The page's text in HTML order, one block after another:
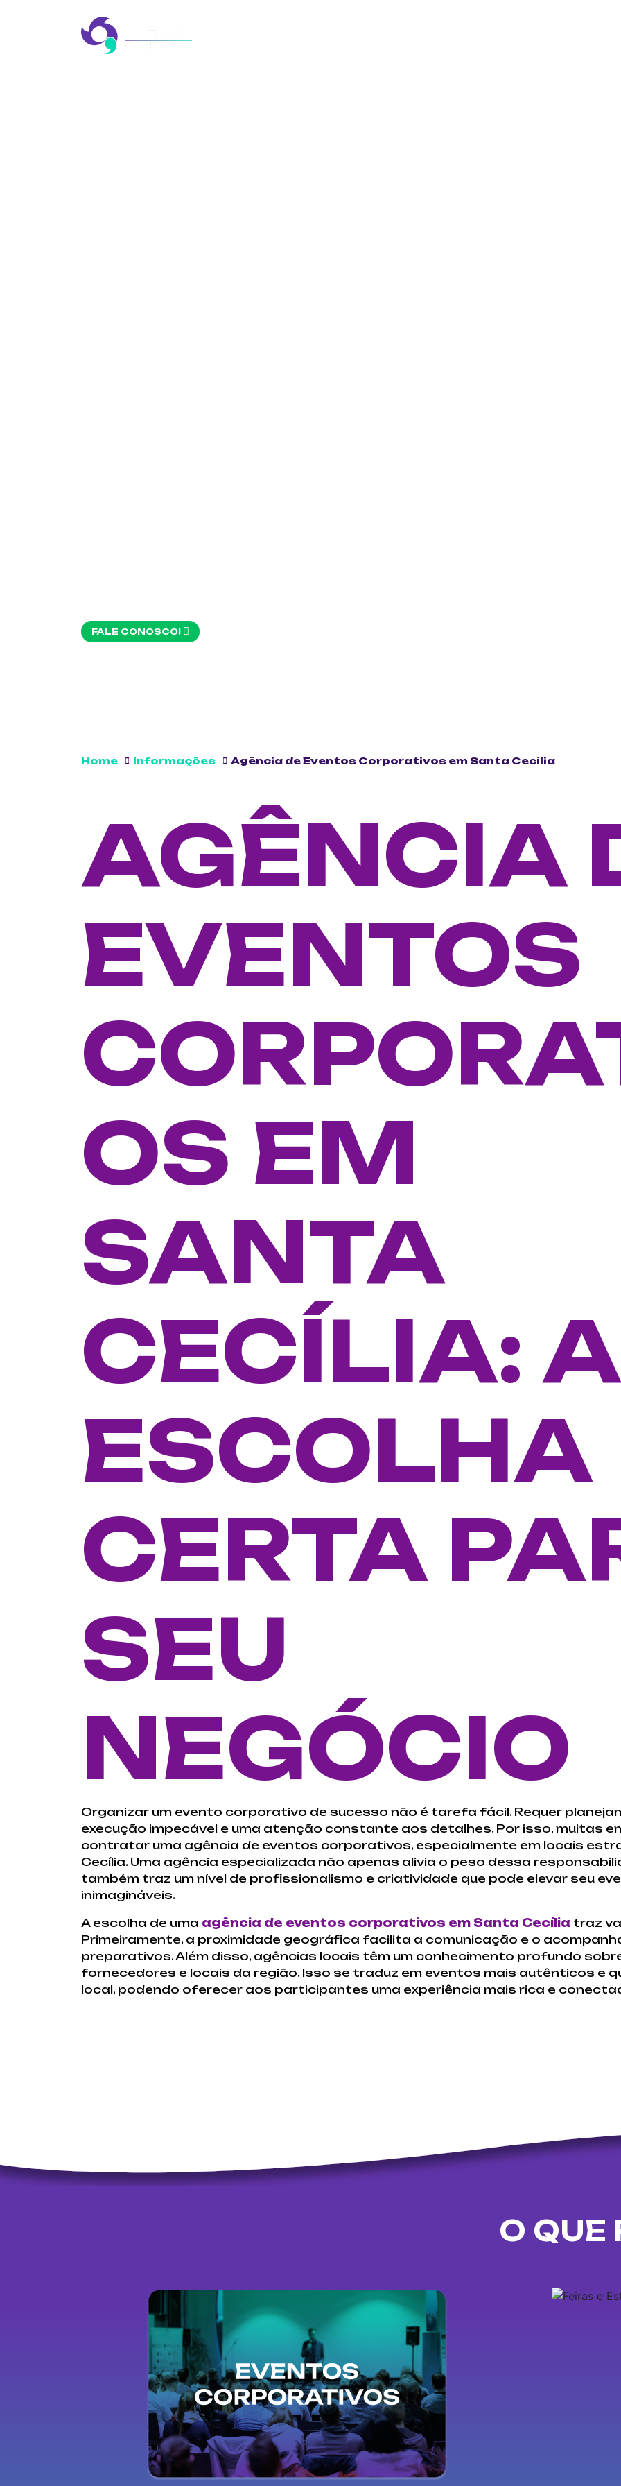
FALE CONOSCO!
Home Informações Agência de Eventos Corporativos em Santa Cecília
AGÊNCIA
EVENTOS
OS EM
SANTA
CECÍLIA: A
ESCOLHA
CERTA
SEU
NEGÓCIO
Organizar um evento corporativo de sucesso não é tarefa fácil. Requer
execução impecável e uma atenção constante aos detalhes. Por isso, muitas
contratar uma agência de eventos corporativos, especialmente em locais
Cecília. Uma agência especializada não apenas alivia o peso dessa
também traz um nível de profissionalismo e criatividade que pode elevar seu
inimagináveis.
A escolha de uma agência de eventos corporativos em Santa Cecília traz
Primeiramente, a proximidade geográfica facilita a comunicação e o
preparativos. Além disso, agências locais têm um conhecimento profundo
fornecedores e locais da região. Isso se traduz em eventos mais autênticos e
local, podendo oferecer aos participantes uma experiência mais rica e
O QUE